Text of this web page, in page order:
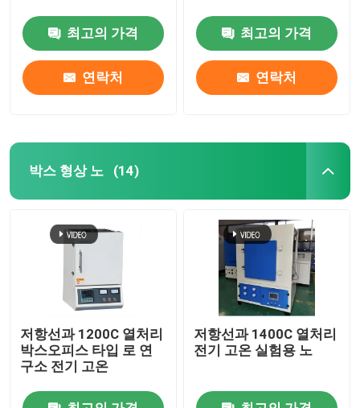
최고의 가격
연락처
최고의 가격
연락처
박스 형상 노 (14)
저항선과 1200C 열처리
박스오피스 타입 로 연
구소 전기 고온
저항선과 1400C 열처리
전기 고온 실험용 노